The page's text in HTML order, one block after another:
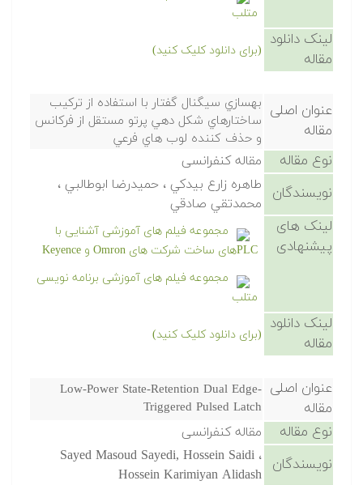
متلب
لینک دانلود
مقاله
(برای دانلود کلیک کنید)
عنوان اصلی
مقاله
بهسازي سيگنال گفتار با استفاده از تركيب
ساختارهاي شكل دهي پرتو مستقل از فركانس
و حذف كننده لوب هاي فرعي
نوع مقاله مقاله کنفرانسی
نویسندگان
طاهره زارع بيدكي ، حميدرضا ابوطالبي ،
محمدتقي صادقي
لینک های
پیشنهادی
مجموعه فیلم های آموزشی آشنایی با
PLCهای ساخت شرکت های Omron و Keyence
مجموعه فیلم های آموزشی برنامه نویسی
متلب
لینک دانلود
مقاله
(برای دانلود کلیک کنید)
عنوان اصلی
مقاله
Low-Power State-Retention Dual Edge-
Triggered Pulsed Latch
نوع مقاله مقاله کنفرانسی
نویسندگان
Sayed Masoud Sayedi, Hossein Saidi ،
Hossein Karimiyan Alidash